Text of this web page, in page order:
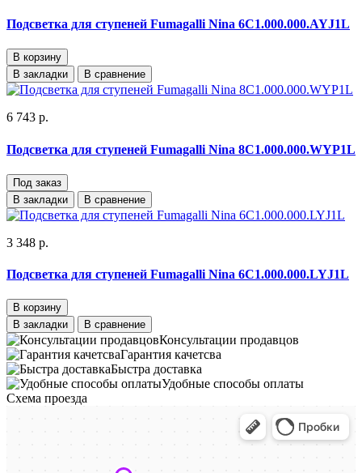
Подсветка для ступеней Fumagalli Nina 6C1.000.000.AYJ1L
В корзину
В закладки
В сравнение
6 743 р.
Подсветка для ступеней Fumagalli Nina 8C1.000.000.WYP1L
Под заказ
В закладки
В сравнение
3 348 р.
Подсветка для ступеней Fumagalli Nina 6C1.000.000.LYJ1L
В корзину
В закладки
В сравнение
Консультации продавцов
Гарантия качетсва
Быстра доставка
Удобные способы оплаты
Схема проезда